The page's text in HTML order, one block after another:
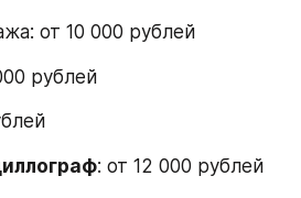
от 10 000 рублей
рублей
: от 12 000 рублей